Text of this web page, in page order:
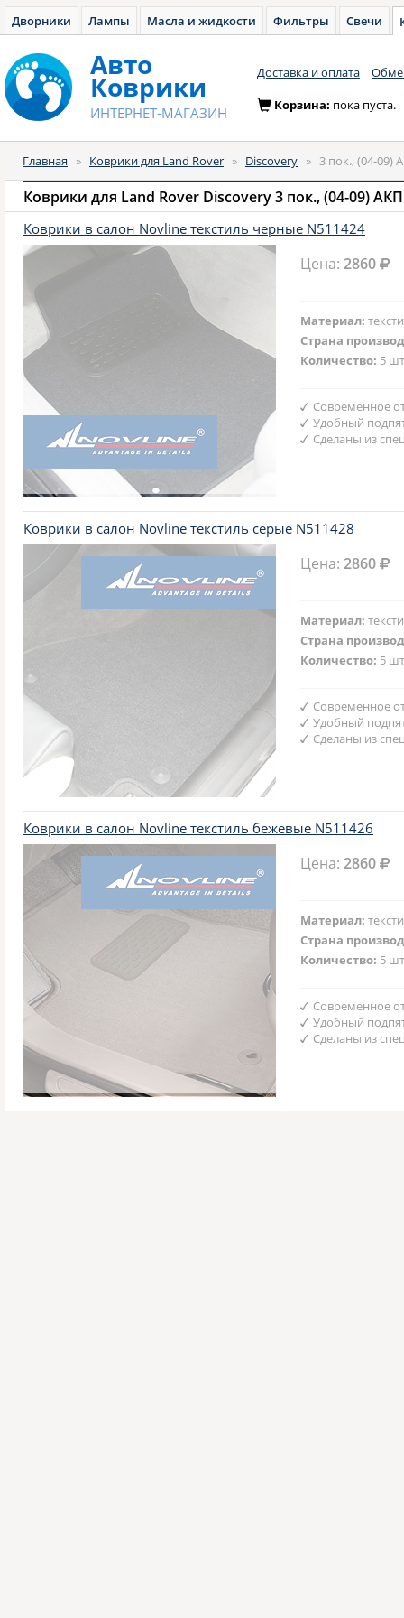
Дворники Лампы Масла и жидкости Фильтры Свечи
Авто
Коврики
ИНТЕРНЕТ-МАГАЗИН
Доставка и оплата
Корзина: пока пуста.
Главная » Коврики для Land Rover » Discovery » 3 пок., (04-09)
Коврики для Land Rover Discovery 3 пок., (04-09)
Коврики в салон Novline текстиль черные N511424
Цена:2860
Материал:
Страна
Количество: 5
Современное
Удобный
Сделаны из
Коврики в салон Novline текстиль серые N511428
Цена:2860
Материал:
Страна
Количество: 5
Современное
Удобный
Сделаны из
Коврики в салон Novline текстиль бежевые N511426
Цена:2860
Материал:
Страна
Количество: 5
Современное
Удобный
Сделаны из